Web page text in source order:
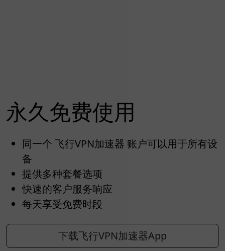
永久免费使用
同一个 飞行VPN加速器 账户可以用于所有设
备
提供多种套餐选项
快速的客户服务响应
每天享受免费时段
下载飞行VPN加速器App